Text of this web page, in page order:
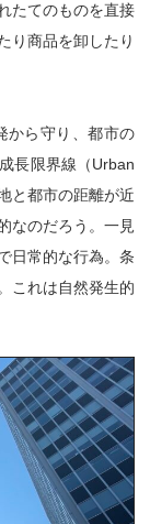
たてのものを直接
り商品を卸したり
から守り、都市の
長限界線（Urban
と都市の距離が近
なのだろう。一見
日常的な行為。条
これは自然発生的